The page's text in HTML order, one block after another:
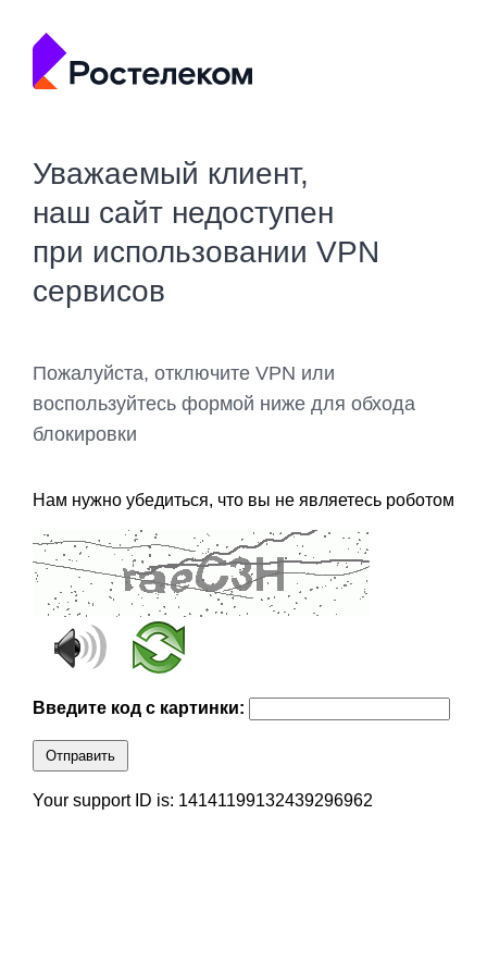
Уважаемый клиент,
наш сайт недоступен
при использовании VPN
сервисов
Пожалуйста, отключите VPN или
воспользуйтесь формой ниже для обхода
блокировки
Нам нужно убедиться, что вы не являетесь роботом
Введите код с картинки:
Отправить
Your support ID is: 14141199132439296962